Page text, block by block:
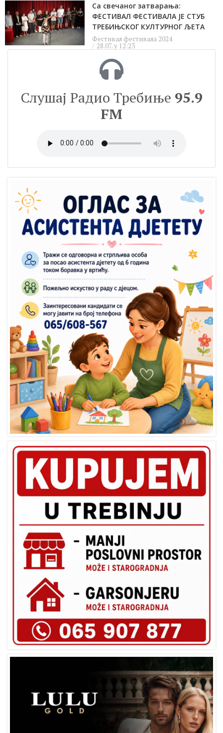
Са свечаног затварања:
ФЕСТИВАЛ ФЕСТИВАЛА ЈЕ СТУБ
ТРЕБИЊСКОГ КУЛТУРНОГ ЉЕТА
Фестивал фестивала 2024
28.07. у 12:23
Слушај Радио Требиње 95.9
FM